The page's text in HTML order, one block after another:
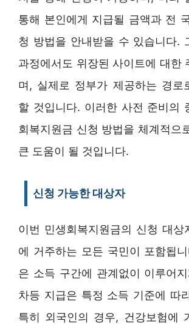
통해 본인에게 지급될 금액과 전
청 방법을 안내받을 수 있습니다.
과정에서도 위장된 사이트에 대한
며, 실제로 정부가 제공하는 경로
할 것입니다. 이러한 사전 준비의
회복지원금 신청 방법을 체계적으
큰 도움이 될 것입니다.
신청 가능한 대상자
이번 민생회복지원금의 신청 대상
에 거주하는 모든 국민이 포함됩
은 소득 구간에 관계없이 이루어
차등 지급은 특정 소득 기준에 따
특히 외국인의 경우, 건강보험에